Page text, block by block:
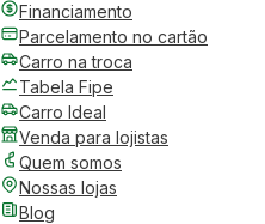
Financiamento
Parcelamento no cartão
Carro na troca
Tabela Fipe
Carro Ideal
Venda para lojistas
Quem somos
Nossas lojas
Blog